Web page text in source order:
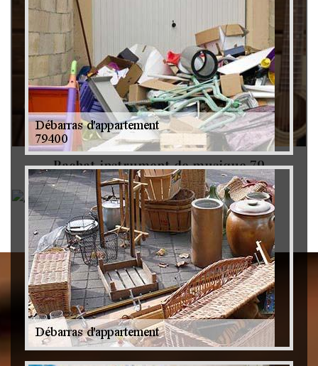
Rachat instrument de musique 79
Achat antiquité 79